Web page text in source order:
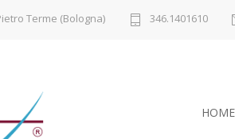
Terme (Bologna) 346.1401610
HOME